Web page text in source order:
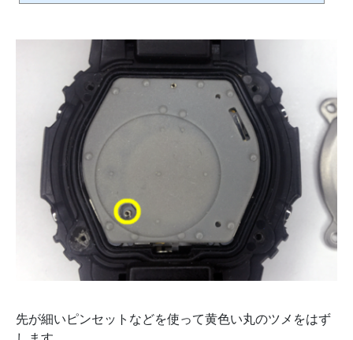
ムや操作音が鳴る仕組みとなっています。そこで、小さいバネの代わりに電...
先が細いピンセットなどを使って黄色い丸のツメをはず